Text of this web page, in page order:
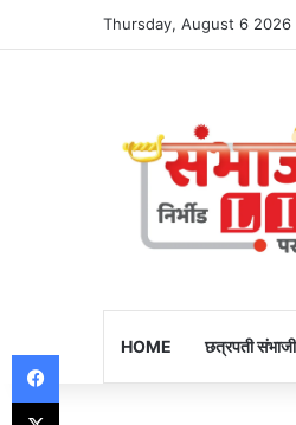
Thursday, August 6 2026
HOME छत्रपती
Facebook
X